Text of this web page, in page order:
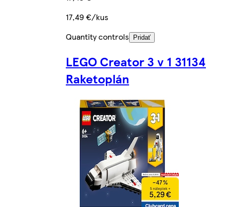
17,49 €/kus
Quantity controls
Pridať
LEGO Creator 3 v 1 31134
Raketoplán